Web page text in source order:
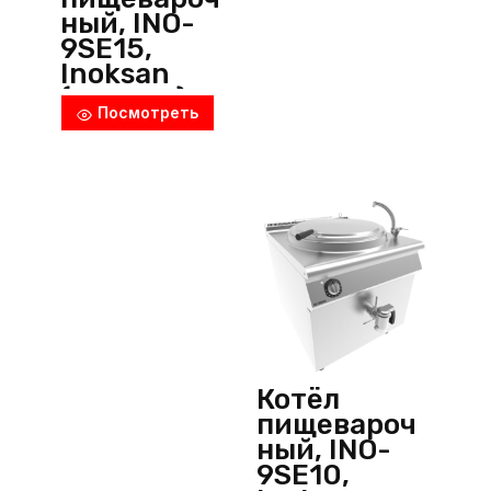
ный, INO-
9SE15,
Inoksan
(Турция)
Посмотреть
Котёл
пищевароч
ный, INO-
9SE10,